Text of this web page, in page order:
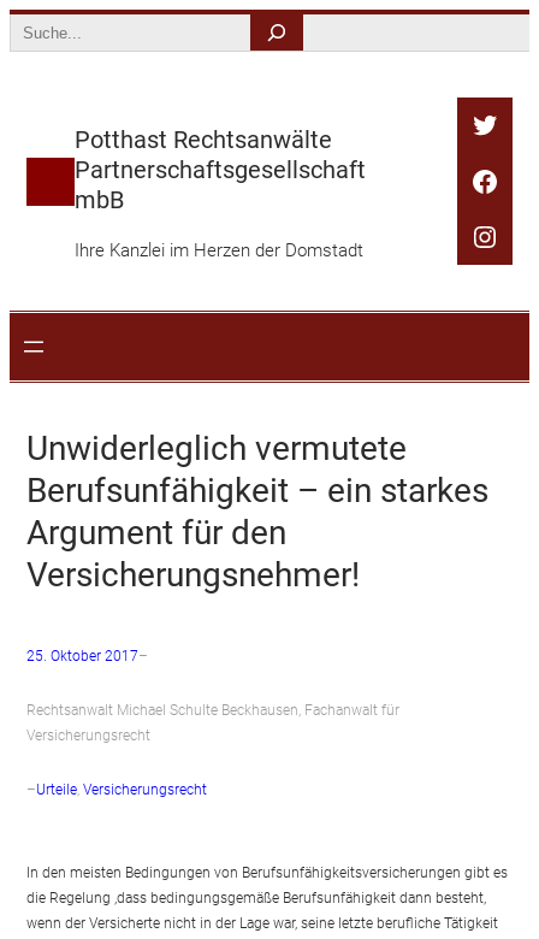
Search
Potthast Rechtsanwälte
Partnerschaftsgesellschaft
mbB
Ihre Kanzlei im Herzen der Domstadt
Unwiderleglich vermutete
Berufsunfähigkeit – ein starkes
Argument für den
Versicherungsnehmer!
25. Oktober 2017–
Rechtsanwalt Michael Schulte Beckhausen, Fachanwalt für
Versicherungsrecht
–Urteile, Versicherungsrecht
In den meisten Bedingungen von Berufsunfähigkeitsversicherungen gibt es
die Regelung ,dass bedingungsgemäße Berufsunfähigkeit dann besteht,
wenn der Versicherte nicht in der Lage war, seine letzte berufliche Tätigkeit